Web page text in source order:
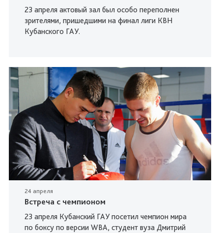
23 апреля актовый зал был особо переполнен
зрителями, пришедшими на финал лиги КВН
Кубанского ГАУ.
24 апреля
Встреча с чемпионом
23 апреля Кубанский ГАУ посетил чемпион мира
по боксу по версии WBA, студент вуза Дмитрий